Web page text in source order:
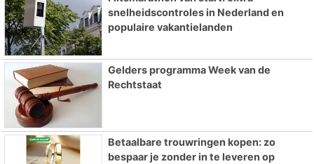
snelheidscontroles in Nederland en
populaire vakantielanden
Gelders programma Week van de
Rechtstaat
Betaalbare trouwringen kopen: zo
bespaar je zonder in te leveren op